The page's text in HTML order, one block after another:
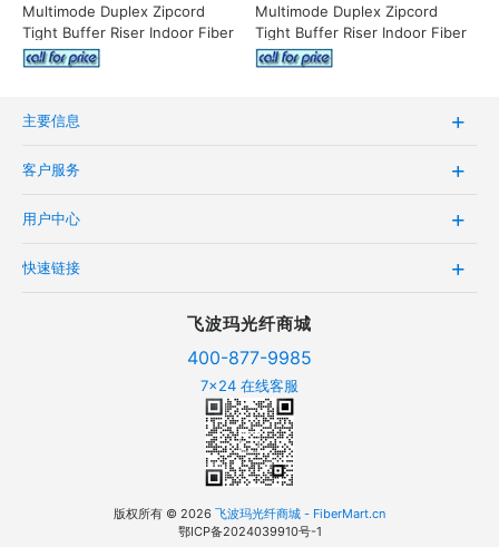
Multimode Duplex Zipcord
Tight Buffer Riser Indoor Fiber
Optic Cable
Multimode Duplex Zipcord
Tight Buffer Riser Indoor Fiber
Optic Cable
主要信息
客户服务
用户中心
快速链接
飞波玛光纤商城
400-877-9985
7x24 在线客服
版权所有 © 2026 飞波玛光纤商城 - FiberMart.cn
鄂ICP备2024039910号-1